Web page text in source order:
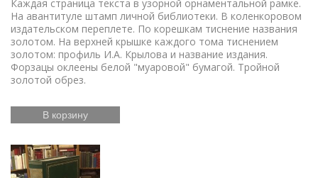
Каждая страница текста в узорной орнаментальной рамке.
На авантитуле штамп личной библиотеки. В коленкоровом
издательском переплете. По корешкам тиснение названия
золотом. На верхней крышке каждого тома тиснением
золотом: профиль И.А. Крылова и название издания.
Форзацы оклеены белой "муаровой" бумагой. Тройной
золотой обрез.
В корзину